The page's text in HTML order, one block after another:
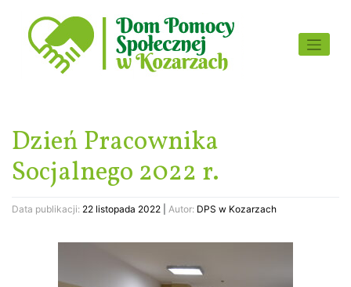
content
Dzień Pracownika
Socjalnego 2022 r.
Data publikacji: 22 listopada 2022 Autor: DPS w Kozarzach